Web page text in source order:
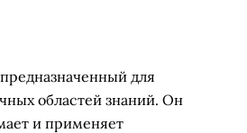
для
областей знаний. Он
и применяет